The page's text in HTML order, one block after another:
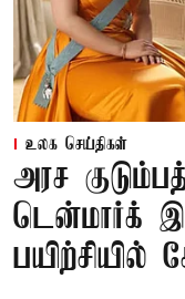
உலக செய்திகள்
அரச
டென்மார்க்
பயிற்சியில்